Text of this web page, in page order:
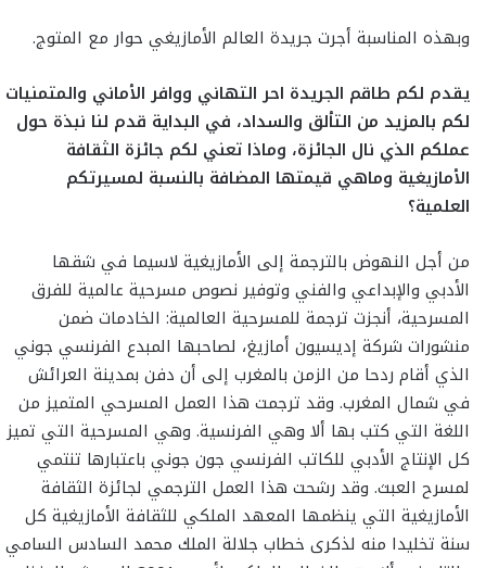
وبهذه المناسبة أجرت جريدة العالم الأمازيغي حوار مع المتوج.
يقدم لكم طاقم الجريدة احر التهاني ووافر الأماني والمتمنيات
لكم بالمزيد من التألق والسداد، في البداية قدم لنا نبذة حول
عملكم الذي نال الجائزة، وماذا تعني لكم جائزة الثقافة
الأمازيغية وماهي قيمتها المضافة بالنسبة لمسيرتكم
العلمية؟
من أجل النهوض بالترجمة إلى الأمازيغية لاسيما في شقها
الأدبي والإبداعي والفني وتوفير نصوص مسرحية عالمية للفرق
المسرحية، أنجزت ترجمة للمسرحية العالمية: الخادمات ضمن
منشورات شركة إديسيون أمازيغ، لصاحبها المبدع الفرنسي جوني
الذي أقام ردحا من الزمن بالمغرب إلى أن دفن بمدينة العرائش
في شمال المغرب. وقد ترجمت هذا العمل المسرحي المتميز من
اللغة التي كتب بها ألا وهي الفرنسية. وهي المسرحية التي تميز
كل الإنتاج الأدبي للكاتب الفرنسي جون جوني باعتبارها تنتمي
لمسرح العبث. وقد رشحت هذا العمل الترجمي لجائزة الثقافة
الأمازيغية التي ينظمها المعهد الملكي للثقافة الأمازيغية كل
سنة تخليدا منه لذكرى خطاب جلالة الملك محمد السادس السامي